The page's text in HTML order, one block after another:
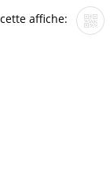
affiche: